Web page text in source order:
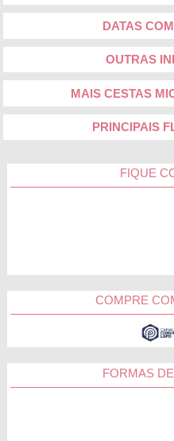
DATAS
OUTRAS
MAIS CESTAS
PRINCIPAIS
FIQUE
COMPRE
FORMAS